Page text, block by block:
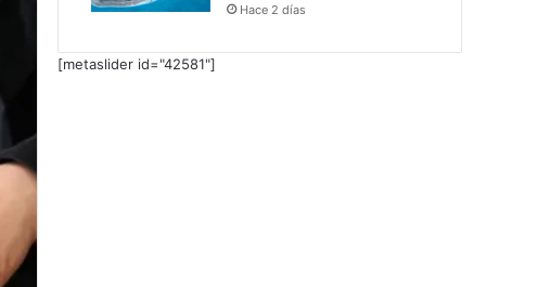
Hace 2 días
[metaslider id="42581"]